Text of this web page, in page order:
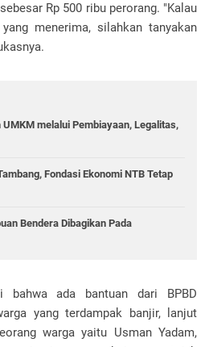
Rp 500 ribu perorang. "Kalau
menerima, silahkan tanyakan
melalui Pembiayaan, Legalitas,
Fondasi Ekonomi NTB Tetap
Bendera Dibagikan Pada
bahwa ada bantuan dari BPBD
yang terdampak banjir, lanjut
warga yaitu Usman Yadam,